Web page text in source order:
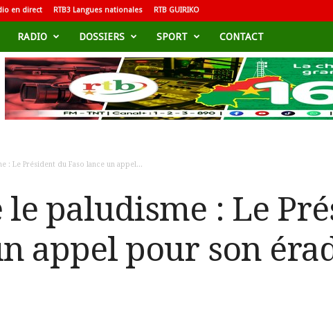
en direct RTB3 Langues nationales RTB GUIRIKO
RADIO DOSSIERS SPORT CONTACT
: Le Président du Faso lance un appel...
paludisme : Le
appel pour son